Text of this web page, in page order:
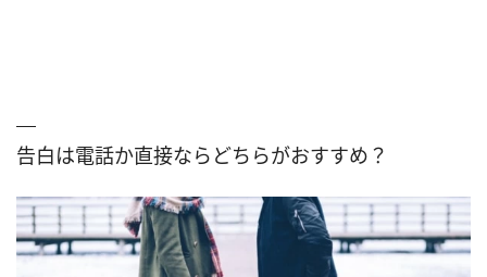
告白は電話か直接ならどちらがおすすめ？